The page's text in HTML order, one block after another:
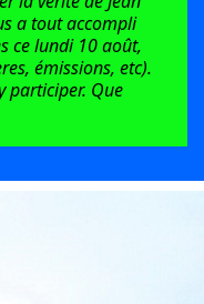
a tout accompli
ce lundi 10 août,
émissions, etc).
participer. Que